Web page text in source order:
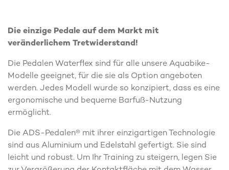
Die einzige Pedale auf dem Markt mit
veränderlichem Tretwiderstand!
Die Pedalen Waterflex sind für alle unsere Aquabike-
Modelle geeignet, für die sie als Option angeboten
werden. Jedes Modell wurde so konzipiert, dass es eine
ergonomische und bequeme Barfuß-Nutzung
ermöglicht.
Die ADS-Pedalen® mit ihrer einzigartigen Technologie
sind aus Aluminium und Edelstahl gefertigt. Sie sind
leicht und robust. Um Ihr Training zu steigern, legen Sie